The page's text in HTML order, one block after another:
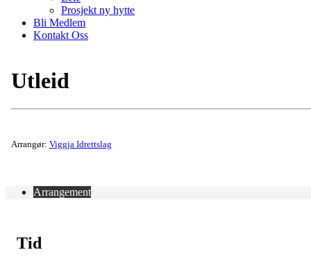
Prosjekt ny hytte
Bli Medlem
Kontakt Oss
Utleid
Arrangør: Viggja Idrettslag
Arrangement
Tid